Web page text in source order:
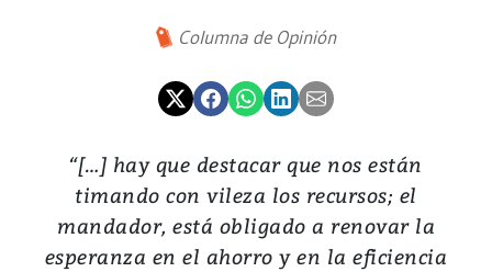
Columna de Opinión
“[…] hay que destacar que nos están
timando con vileza los recursos; el
mandador, está obligado a renovar la
esperanza en el ahorro y en la eficiencia